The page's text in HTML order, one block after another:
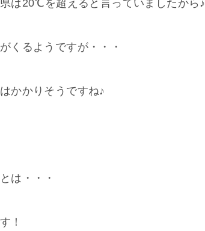
は20℃を超えると言っていましたから♪
くるようですが・・・
かかりそうですね♪
は・・・
！